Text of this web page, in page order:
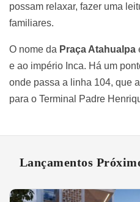
possam relaxar, fazer uma
familiares.
O nome da Praça Atahualpa
e ao império Inca. Há um
onde passa a linha 104, que
para o Terminal Padre
Lançamentos